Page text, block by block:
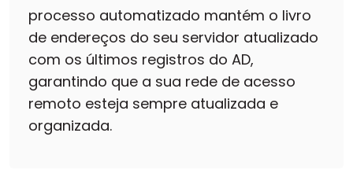
processo automatizado mantém o livro
de endereços do seu servidor atualizado
com os últimos registros do AD,
garantindo que a sua rede de acesso
remoto esteja sempre atualizada e
organizada.